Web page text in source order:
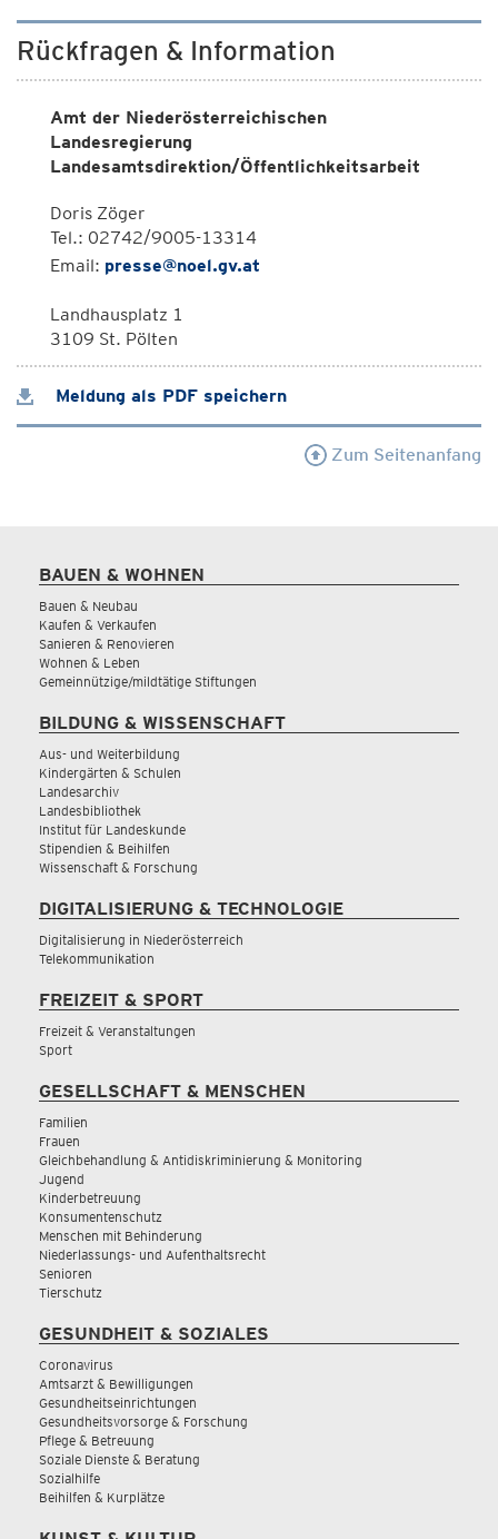
Rückfragen & Information
Amt der Niederösterreichischen
Landesregierung
Landesamtsdirektion/Öffentlichkeitsarbeit
Doris Zöger
Tel.: 02742/9005-13314
Email: presse@noel.gv.at
Landhausplatz 1
3109 St. Pölten
Meldung als PDF speichern
Zum Seitenanfang
BAUEN & WOHNEN
Bauen & Neubau
Kaufen & Verkaufen
Sanieren & Renovieren
Wohnen & Leben
Gemeinnützige/mildtätige Stiftungen
BILDUNG & WISSENSCHAFT
Aus- und Weiterbildung
Kindergärten & Schulen
Landesarchiv
Landesbibliothek
Institut für Landeskunde
Stipendien & Beihilfen
Wissenschaft & Forschung
DIGITALISIERUNG & TECHNOLOGIE
Digitalisierung in Niederösterreich
Telekommunikation
FREIZEIT & SPORT
Freizeit & Veranstaltungen
Sport
GESELLSCHAFT & MENSCHEN
Familien
Frauen
Gleichbehandlung & Antidiskriminierung & Monitoring
Jugend
Kinderbetreuung
Konsumentenschutz
Menschen mit Behinderung
Niederlassungs- und Aufenthaltsrecht
Senioren
Tierschutz
GESUNDHEIT & SOZIALES
Coronavirus
Amtsarzt & Bewilligungen
Gesundheitseinrichtungen
Gesundheitsvorsorge & Forschung
Pflege & Betreuung
Soziale Dienste & Beratung
Sozialhilfe
Beihilfen & Kurplätze